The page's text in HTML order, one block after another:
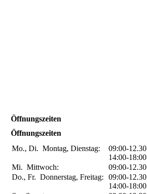
Öffnungszeiten
Öffnungszeiten
Mo., Di.Montag, Dienstag: 09:00-12.30
14:00-18:00
Mi.Mittwoch: 09:00-12.30
Do., Fr.Donnerstag, Freitag: 09:00-12.30
14:00-18:00